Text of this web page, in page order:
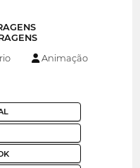
Animação